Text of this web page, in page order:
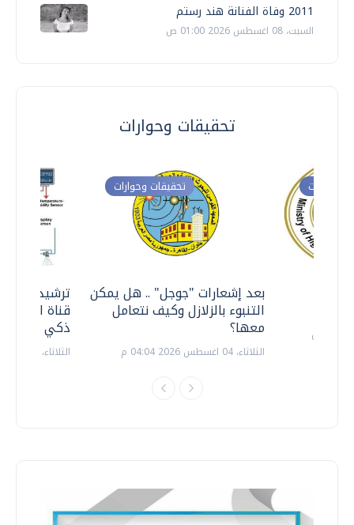
2011 وفاة الفنانة هند رستم
السبت، 08 اغسطس 2026 01:00 ص
تحقيقات وحوارات
ترشيدا
قناة
ذكي
الثلاثاء، 14 يوليو 2026 06:11 م
تحقيقات وحوارات
بعد إشعارات "جوجل" .. هل يمكن
التنبوء بالزلازل وكيف نتعامل
معها؟
الثلاثاء، 04 اغسطس 2026 04:04 م
وحوارات